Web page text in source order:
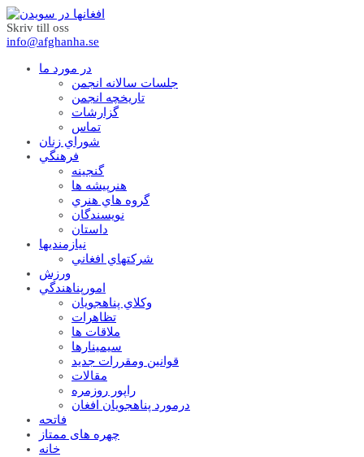
Skriv till oss
info@afghanha.se
در مورد ما
جلسات سالانه انجمن
تاریخچه انجمن
گزارشات
تماس
شوراي زنان
فرهنگي
گنجينه
هنرپيشه ها
گروه هاي هنري
نويسندگان
داستان
نيازمنديها
شرکتهاي افغاني
ورزش
امورپناهندگي
وکلاي پناهجويان
تظاهرات
ملاقات ها
سيمينارها
قوانين ومقررات جديد
مقالات
راپور روزمره
درمورد پناهجويان افغان
فاتحه
چهره های ممتاز
خانه